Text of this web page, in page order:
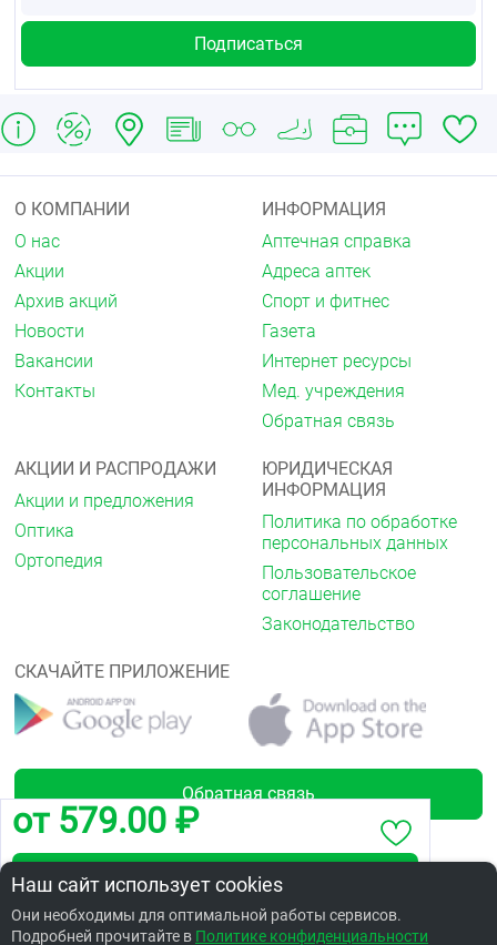
от 579.00 ₽
Забронировать по адресу ул.22 Апреля,24
Заказать в интернет аптеке по цене: 898.43 ₽
О КОМПАНИИ
О нас
Акции
Архив акций
Новости
Вакансии
Контакты
ИНФОРМАЦИЯ
Аптечная справка
Адреса аптек
Спорт и фитнес
Газета
Интернет ресурсы
Мед. учреждения
Обратная связь
АКЦИИ И РАСПРОДАЖИ
Акции и предложения
Оптика
Ортопедия
ЮРИДИЧЕСКАЯ
ИНФОРМАЦИЯ
Политика по обработке
персональных данных
Пользовательское
соглашение
Законодательство
СКАЧАЙТЕ ПРИЛОЖЕНИЕ
Обратная связь
Лицензии
Наш сайт использует cookies
Они необходимы для оптимальной работы сервисов.
Подробней прочитайте в Политике конфиденциальности